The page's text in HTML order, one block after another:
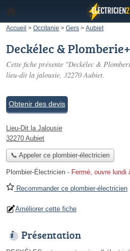
Accueil > Occitanie > Gers > Aubiet
Deckélec & Plomberie+
Cette fiche présente "Deckélec &
lieu-dit la jalousie, 32270 Aubiet.
Obtenir des devis
Lieu-Dit la Jalousie
32270 Aubiet
📞 Appeler ce plombier-électricien
Plombier-Électricien - Fermé, ouvre lundi
Recommander ce plombier-électricien
Améliorer cette fiche
Présentation